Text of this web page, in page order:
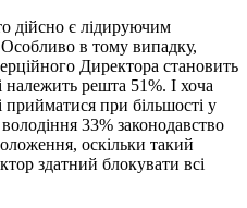
дійсно є лідируючим
в тому випадку,
Директора становить
решта 51%. І хоча
при більшості у
33% законодавство
оскільки такий
здатний блокувати всі